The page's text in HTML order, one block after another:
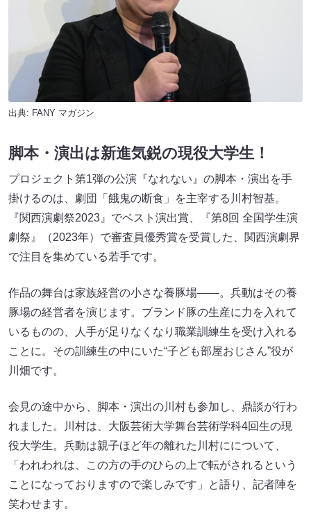
出典: FANY マガジン
脚本・演出は新進気鋭の現役大学生！
プロジェクト第1弾の公演『なれない』の脚本・演出を手
掛けるのは、劇団「餓鬼の断食」を主宰する川村智基。
『関西演劇祭2023』でベスト演出賞、『第8回 全国学生演
劇祭』（2023年）で審査員優秀賞を受賞した、関西演劇界
で注目を集めている若手です。
作品の舞台は家族経営の小さな養豚場――。兵動はその養
豚場の経営者を演じます。ブランド豚の生産に力を入れて
いるものの、人手が足りなくなり職業訓練生を受け入れる
ことに。その訓練生の中にいた“子ども部屋おじさん”役が
川畑です。
会見の途中から、脚本・演出の川村も参加し、鼎談が行わ
れました。川村は、大阪芸術大学舞台芸術学科4回生の現
役大学生。兵動は親子ほど年の離れた川村にについて、
「われわれは、この方の手のひらの上で転がされるという
ことになっておりますので楽しみです」と語り、記者陣を
笑わせます。